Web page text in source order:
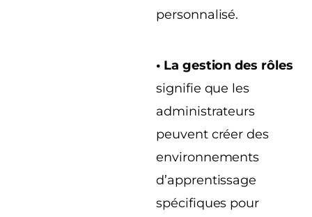
personnalisé.
• La gestion des rôles
signifie que les
administrateurs
peuvent créer des
environnements
d’apprentissage
spécifiques pour